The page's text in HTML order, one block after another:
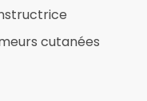
cutanées